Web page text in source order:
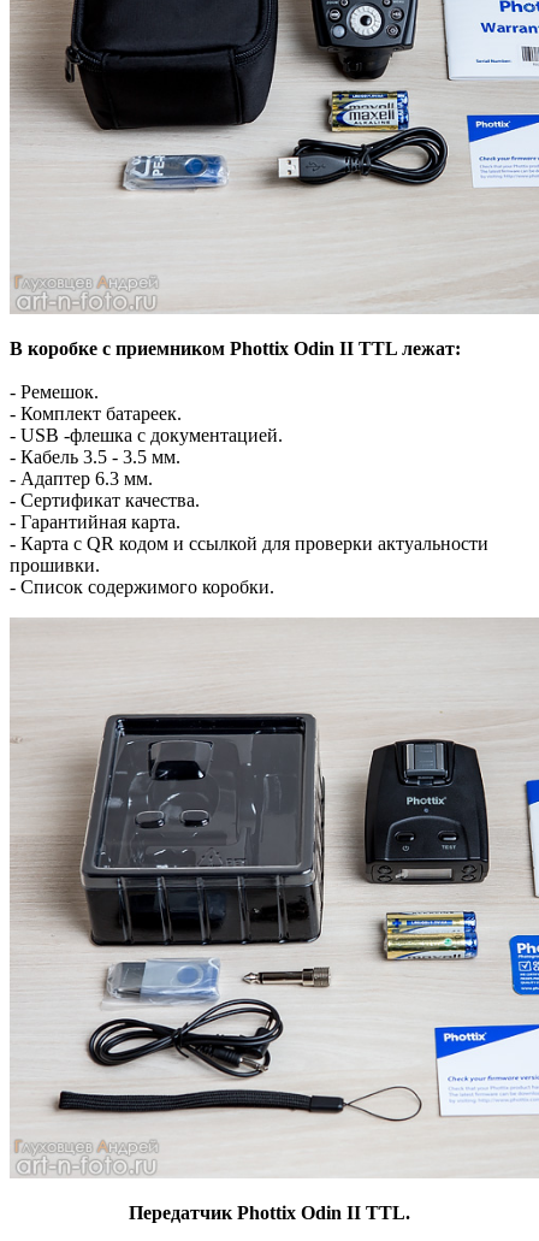
В коробке с приемником Phottix Odin II TTL лежат:
- Ремешок.
- Комплект батареек.
- USB -флешка с документацией.
- Кабель 3.5 - 3.5 мм.
- Адаптер 6.3 мм.
- Сертификат качества.
- Гарантийная карта.
- Карта с QR кодом и ссылкой для проверки актуальности
прошивки.
- Список содержимого коробки.
Передатчик Phottix Odin II TTL.